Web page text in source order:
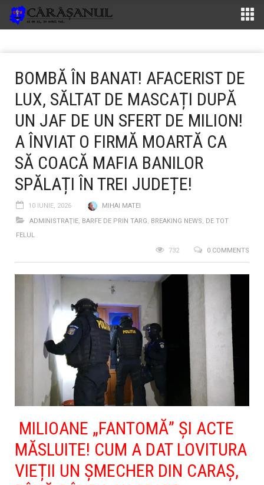
BOMBĂ ÎN BANAT! AFACERIST DE
LUX, SĂLTAT DE MASCAȚI DUPĂ
UN JAF DE UN SFERT DE MILION!
A ÎNVIAT O FIRMĂ MOARTĂ CA
SĂ COACĂ MAFIA BANILOR
SPĂLAȚI ÎN TREI JUDEȚE!
10 IUNIE, 2026
MIHAI MATEI
ADMINISTRAŢIE, BARFE DE PRIN TARG, BREAKING NEWS, DE TOT
FELUL
0 COMMENTS
732
MILIOANE „FANTOMĂ” ȘI ACTE
MĂSLUITE! CUM A DAT LOVITURA
VIEȚII UN ȘMECHER DIN CARAȘ,